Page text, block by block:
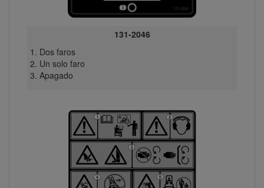
131-2046
Dos faros
Un solo faro
Apagado